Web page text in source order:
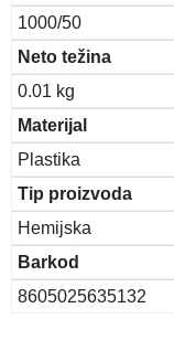
1000/50
Neto težina
0.01 kg
Materijal
Plastika
Tip proizvoda
Hemijska
Barkod
8605025635132